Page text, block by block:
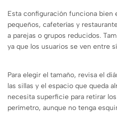
Esta configuración funciona bien
pequeños, cafeterías y
a parejas o grupos reducidos.
ya que los usuarios se ven entre
Para elegir el tamaño, revisa el
las sillas y el espacio que queda
necesita superficie para retirar
perímetro, aunque no tenga